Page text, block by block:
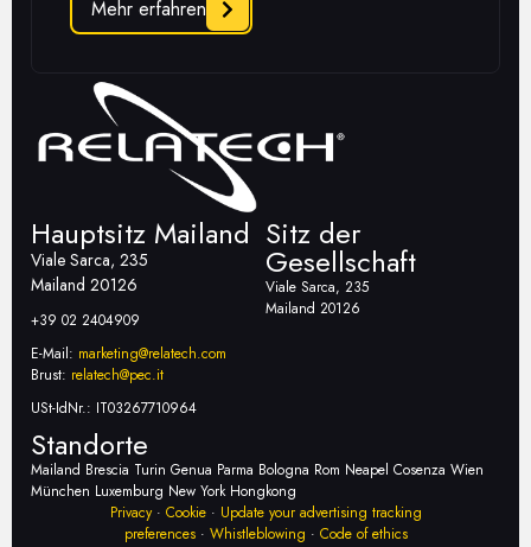
Mehr erfahren
Hauptsitz Mailand
Viale Sarca, 235
Mailand 20126
+39 02 2404909
E-Mail: marketing@relatech.com
Brust: relatech@pec.it
USt-IdNr.: IT03267710964
Sitz der
Gesellschaft
Viale Sarca, 235
Mailand 20126
Standorte
Mailand Brescia Turin Genua Parma Bologna Rom Neapel Cosenza Wien
München Luxemburg New York Hongkong
Privacy· Cookie· Update your advertising tracking
preferences· Whistleblowing · Code of ethics